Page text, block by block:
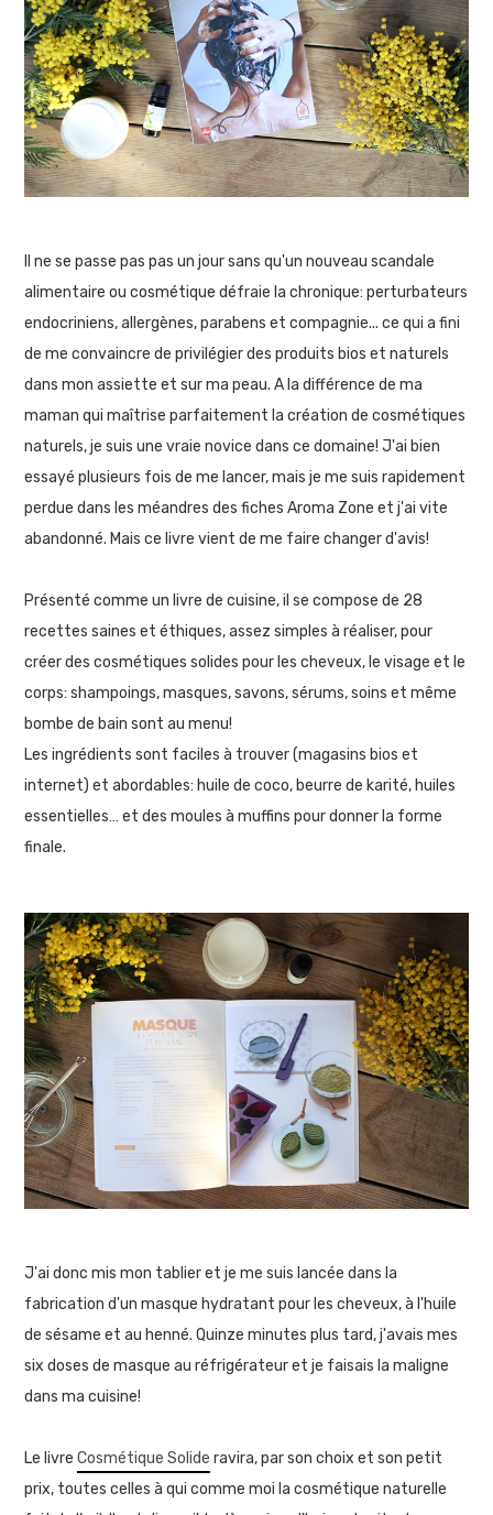
Il ne se passe pas pas un jour sans qu'un nouveau scandale
alimentaire ou cosmétique défraie la chronique: perturbateurs
endocriniens, allergènes, parabens et compagnie... ce qui a fini
de me convaincre de privilégier des produits bios et naturels
dans mon assiette et sur ma peau. A la différence de ma
maman qui maîtrise parfaitement la création de cosmétiques
naturels, je suis une vraie novice dans ce domaine! J'ai bien
essayé plusieurs fois de me lancer, mais je me suis rapidement
perdue dans les méandres des fiches Aroma Zone et j'ai vite
abandonné. Mais ce livre vient de me faire changer d'avis!
Présenté comme un livre de cuisine, il se compose de 28
recettes saines et éthiques, assez simples à réaliser, pour
créer des cosmétiques solides pour les cheveux, le visage et le
corps: shampoings, masques, savons, sérums, soins et même
bombe de bain sont au menu!
Les ingrédients sont faciles à trouver (magasins bios et
internet) et abordables: huile de coco, beurre de karité, huiles
essentielles… et des moules à muffins pour donner la forme
finale.
J'ai donc mis mon tablier et je me suis lancée dans la
fabrication d'un masque hydratant pour les cheveux, à l'huile
de sésame et au henné. Quinze minutes plus tard, j'avais mes
six doses de masque au réfrigérateur et je faisais la maligne
dans ma cuisine!
Le livreCosmétique Solide ravira, par son choix et son petit
prix, toutes celles à qui comme moi la cosmétique naturelle